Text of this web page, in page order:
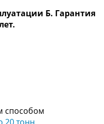
Б. Гарантия
способом